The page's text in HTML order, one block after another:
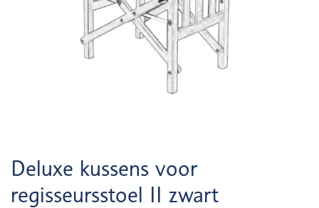
Deluxe kussens voor
regisseursstoel II zwart